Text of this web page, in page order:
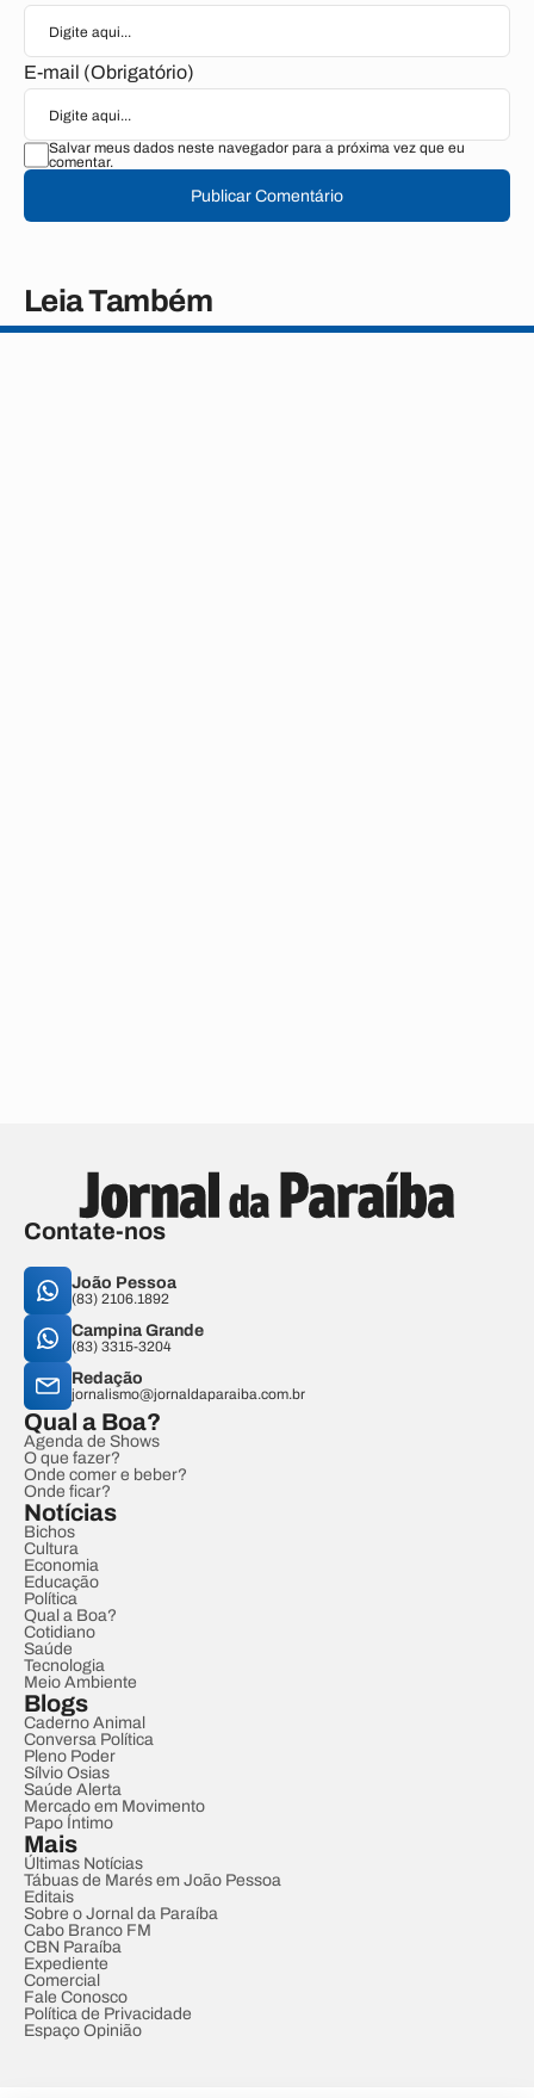
E-mail (Obrigatório)
Salvar meus dados neste navegador para a próxima vez que eu
comentar.
Publicar Comentário
Leia Também
Contate-nos
João Pessoa
(83) 2106.1892
Campina Grande
(83) 3315-3204
Redação
jornalismo@jornaldaparaiba.com.br
Qual a Boa?
Agenda de Shows
O que fazer?
Onde comer e beber?
Onde ficar?
Notícias
Bichos
Cultura
Economia
Educação
Política
Qual a Boa?
Cotidiano
Saúde
Tecnologia
Meio Ambiente
Blogs
Caderno Animal
Conversa Política
Pleno Poder
Sílvio Osias
Saúde Alerta
Mercado em Movimento
Papo Íntimo
Mais
Últimas Notícias
Tábuas de Marés em João Pessoa
Editais
Sobre o Jornal da Paraíba
Cabo Branco FM
CBN Paraíba
Expediente
Comercial
Fale Conosco
Política de Privacidade
Espaço Opinião